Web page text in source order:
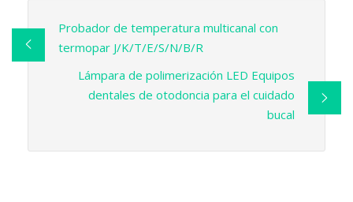
Probador de temperatura multicanal con
termopar J/K/T/E/S/N/B/R
Lámpara de polimerización LED Equipos
dentales de otodoncia para el cuidado
bucal